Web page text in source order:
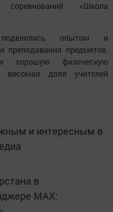
«Школа
опытом и
преподавания предметов.
хорошую физическую
доля учителей
и интересным в
в
MАХ: